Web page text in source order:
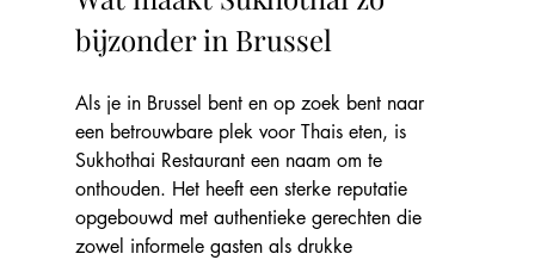
bijzonder in Brussel
Als je in Brussel bent en op zoek bent naar
een betrouwbare plek voor Thais eten, is
Sukhothai Restaurant een naam om te
onthouden. Het heeft een sterke reputatie
opgebouwd met authentieke gerechten die
zowel informele gasten als drukke